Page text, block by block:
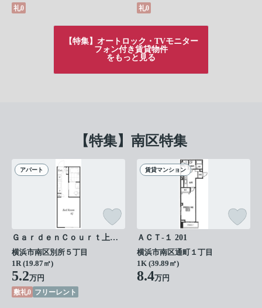
礼0 礼0
【特集】オートロック・TVモニター
フォン付き賃貸物件
をもっと見る
【特集】南区特集
アパート
ＧａｒｄｅｎＣｏｕｒｔ上大岡Ａ号棟 202
横浜市南区別所５丁目
1R (19.87㎡)
5.2万円
敷礼0 フリーレント
賃貸マンション
ＡＣＴ-１ 201
横浜市南区通町１丁目
1K (39.89㎡)
8.4万円